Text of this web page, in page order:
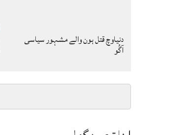
دنیاوچ قتل ہون والے مشہور سیاسی
آگُو